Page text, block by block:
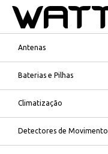
Antenas
Baterias e Pilhas
Climatização
Detectores de Movimento